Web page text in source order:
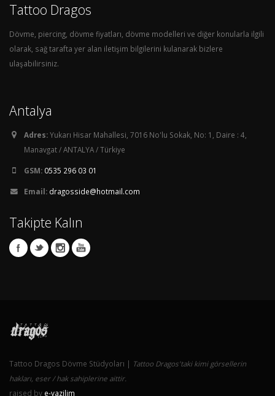
Tattoo Dragos
Dövme, piercing, dövme fiyatları, dövme modelleri ve diğer konularla ilgili
olarak, sağ tarafta yer alan iletişim bilgilerini kulanarak bizlere
ulaşabilirsiniz.
Antalya
Adres:Yukarı Hisar Mahallesi, 7016 No'lu Sokak, No: 1, Daire : 4,
Manavgat / ANTALYA / Türkiye
GSM: 0535 296 03 01
Email: dragosside@hotmail.com
Takipte Kalın
Tattoo Dragos Dövme Stüdyoları | Tattoo Dragos'taki kimi görsellerin
hakları, eser / hak sahiplerine aittir.
raised by e-yazilim